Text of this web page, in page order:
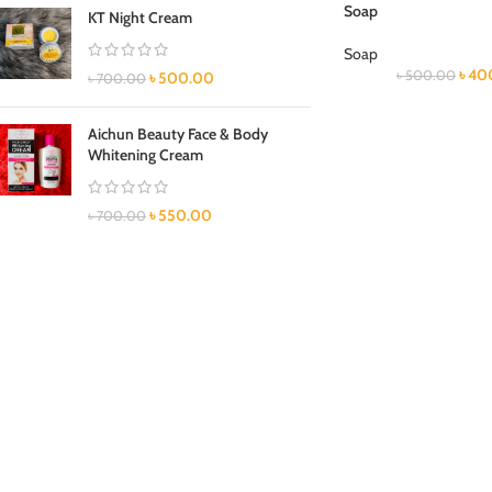
KT Night Cream
৳700.00 ৳500.00
Aichun Beauty Face & Body
Whitening Cream
৳700.00 ৳550.00
Soap
Soap
৳500.00 ৳